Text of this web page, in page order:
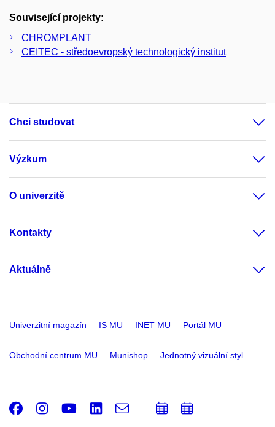
Související projekty:
CHROMPLANT
CEITEC - středoevropský technologický institut
Chci studovat
Výzkum
O univerzitě
Kontakty
Aktuálně
Univerzitní magazín IS MU INET MU Portál MU
Obchodní centrum MU Munishop Jednotný vizuální styl
Facebook
Instagram
Youtube
LinkedIn
e-
Email
PřidatPřidat